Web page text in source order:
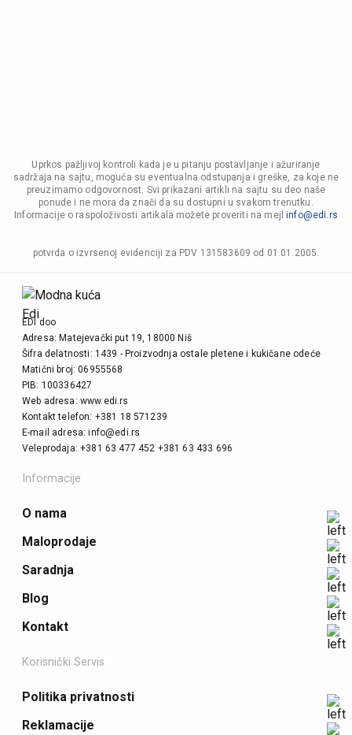
Uprkos pažljivoj kontroli kada je u pitanju postavljanje i ažuriranje
sadržaja na sajtu, moguća su eventualna odstupanja i greške, za koje ne
preuzimamo odgovornost. Svi prikazani artikli na sajtu su deo naše
ponude i ne mora da znači da su dostupni u svakom trenutku.
Informacije o raspoloživosti artikala možete proveriti na mejlinfo@edi.rs
potvrda o izvrsenoj evidenciji za PDV 131583609 od 01.01.2005.
EDI doo
Adresa: Matejevački put 19, 18000 Niš
Šifra delatnosti: 1439 - Proizvodnja ostale pletene i kukičane odeće
Matični broj: 06955568
PIB: 100336427
Web adresa: www.edi.rs
Kontakt telefon: +381 18 571239
E-mail adresa: info@edi.rs
Veleprodaja: +381 63 477 452 +381 63 433 696
Informacije
O nama
Maloprodaje
Saradnja
Blog
Kontakt
Korisnički Servis
Politika privatnosti
Reklamacije